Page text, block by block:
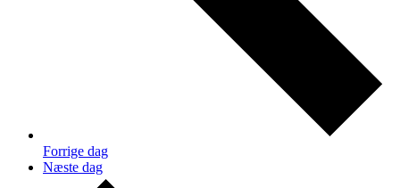
Forrige dag
Næste dag